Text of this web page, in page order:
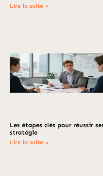
Lire la suite »
Les étapes clés pour réussir
stratégie
Lire la suite »